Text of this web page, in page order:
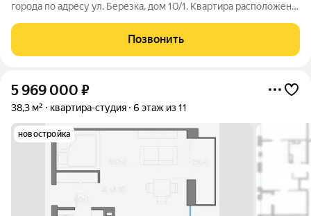
города по адресу ул. Березка, дом 10/1. Квартира расположена
43,6 кв.м.. Две жилые комнаты., балкон, кухня 6 кв.м., санузел
совмещенный,
Позвонить
5 969 000 ₽
38,3 м² квартира-студия 6 этаж из 11
новостройка